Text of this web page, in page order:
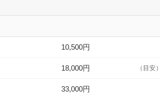
10,500円
18,000円 （目安）
33,000円